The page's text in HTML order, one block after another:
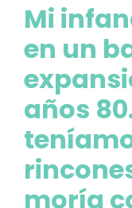
Mi
en un
años
moría